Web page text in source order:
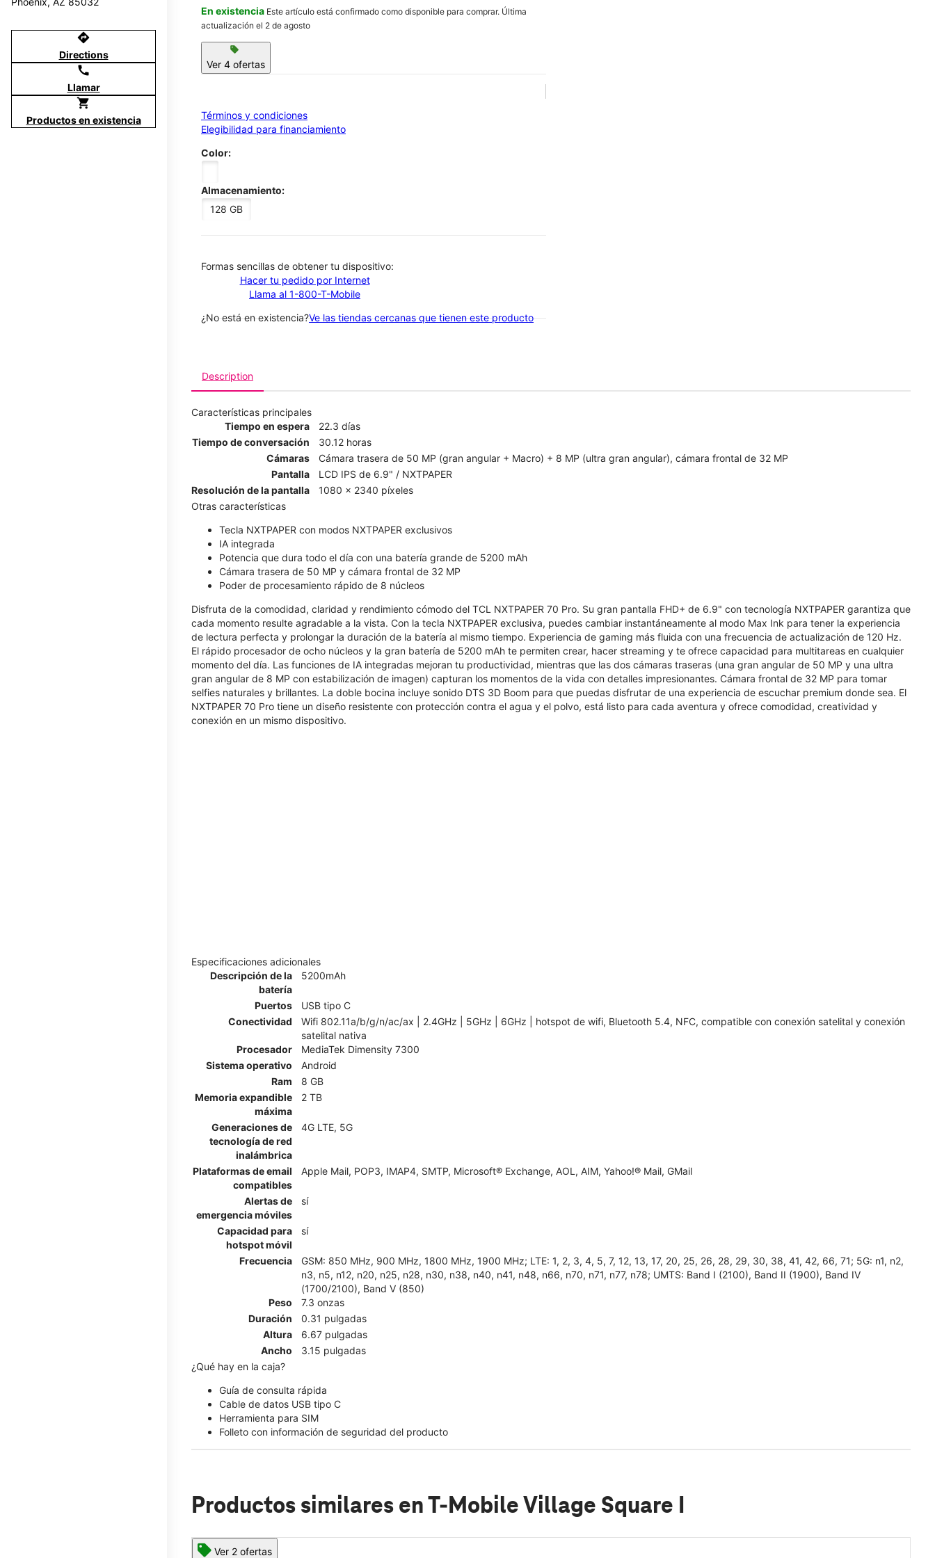
directions
Directions
call
Llamar
shopping_cart
Productos en existencia
En existencia Este artículo está confirmado como disponible para comprar. Última
actualización el 2 de agosto
sell
Ver 4 ofertas
Términos y condiciones
Elegibilidad para financiamiento
Color:
Almacenamiento:
128 GB
​​​​​​​Formas sencillas de obtener tu dispositivo:
Hacer tu pedido por Internet
Llama al 1-800-T-Mobile
¿No está en existencia?Ve las tiendas cercanas que tienen este producto
Description
Características principales
Tiempo en espera
22.3 días
Tiempo de conversación
30.12 horas
Cámaras
Cámara trasera de 50 MP (gran angular + Macro) + 8 MP (ultra gran angular), cámara frontal de 32 MP
Pantalla
LCD IPS de 6.9" / NXTPAPER
Resolución de la pantalla
1080 x 2340 píxeles
Otras características
Tecla NXTPAPER con modos NXTPAPER exclusivos
IA integrada
Potencia que dura todo el día con una batería grande de 5200 mAh
Cámara trasera de 50 MP y cámara frontal de 32 MP
Poder de procesamiento rápido de 8 núcleos
Disfruta de la comodidad, claridad y rendimiento cómodo del TCL NXTPAPER 70 Pro. Su gran pantalla FHD+ de 6.9" con tecnología NXTPAPER garantiza que
cada momento resulte agradable a la vista. Con la tecla NXTPAPER exclusiva, puedes cambiar instantáneamente al modo Max Ink para tener la experiencia
de lectura perfecta y prolongar la duración de la batería al mismo tiempo. Experiencia de gaming más fluida con una frecuencia de actualización de 120 Hz.
El rápido procesador de ocho núcleos y la gran batería de 5200 mAh te permiten crear, hacer streaming y te ofrece capacidad para multitareas en cualquier
momento del día. Las funciones de IA integradas mejoran tu productividad, mientras que las dos cámaras traseras (una gran angular de 50 MP y una ultra
gran angular de 8 MP con estabilización de imagen) capturan los momentos de la vida con detalles impresionantes. Cámara frontal de 32 MP para tomar
selfies naturales y brillantes. La doble bocina incluye sonido DTS 3D Boom para que puedas disfrutar de una experiencia de escuchar premium donde sea. El
NXTPAPER 70 Pro tiene un diseño resistente con protección contra el agua y el polvo, está listo para cada aventura y ofrece comodidad, creatividad y
conexión en un mismo dispositivo.
Especificaciones adicionales
Descripción de la
batería
5200mAh
Puertos
USB tipo C
Conectividad
Wifi 802.11a/b/g/n/ac/ax | 2.4GHz | 5GHz | 6GHz | hotspot de wifi, Bluetooth 5.4, NFC, compatible con conexión satelital y conexión
satelital nativa
Procesador
MediaTek Dimensity 7300
Sistema operativo
Android
Ram
8 GB
Memoria expandible
máxima
2 TB
Generaciones de
tecnología de red
inalámbrica
4G LTE, 5G
Plataformas de email
compatibles
Apple Mail, POP3, IMAP4, SMTP, Microsoft® Exchange, AOL, AIM, Yahoo!® Mail, GMail
Alertas de
emergencia móviles
sí
Capacidad para
hotspot móvil
sí
Frecuencia
GSM: 850 MHz, 900 MHz, 1800 MHz, 1900 MHz; LTE: 1, 2, 3, 4, 5, 7, 12, 13, 17, 20, 25, 26, 28, 29, 30, 38, 41, 42, 66, 71; 5G: n1, n2,
n3, n5, n12, n20, n25, n28, n30, n38, n40, n41, n48, n66, n70, n71, n77, n78; UMTS: Band I (2100), Band II (1900), Band IV
(1700/2100), Band V (850)
Peso
7.3 onzas
Duración
0.31 pulgadas
Altura
6.67 pulgadas
Ancho
3.15 pulgadas
¿Qué hay en la caja?
Guía de consulta rápida
Cable de datos USB tipo C
Herramienta para SIM
Folleto con información de seguridad del producto
Productos similares en T-Mobile Village Square I
Ver 2 ofertas